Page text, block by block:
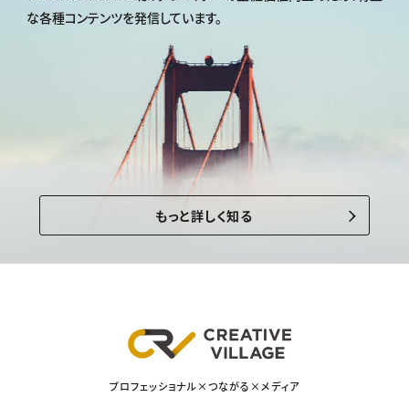
な各種コンテンツを発信しています。
もっと詳しく知る
プロフェッショナル×つながる×メディア